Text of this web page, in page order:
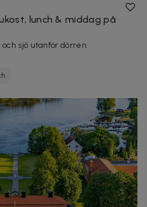
lunch & middag på
sjö utanför dörren